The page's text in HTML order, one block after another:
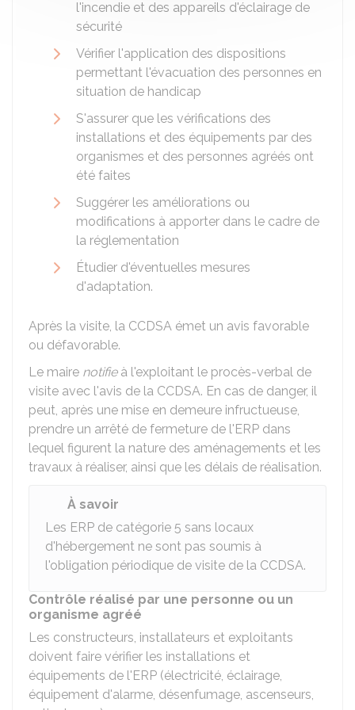
l'incendie et des appareils d'éclairage de
sécurité
Vérifier l'application des dispositions
permettant l'évacuation des personnes en
situation de handicap
S'assurer que les vérifications des
installations et des équipements par des
organismes et des personnes agréés ont
été faites
Suggérer les améliorations ou
modifications à apporter dans le cadre de
la réglementation
Étudier d'éventuelles mesures
d'adaptation.
Après la visite, la CCDSA émet un avis favorable
ou défavorable.
Le maire notifieà l'exploitant le procès-verbal de
visite avec l'avis de la CCDSA. En cas de danger, il
peut, après une mise en demeure infructueuse,
prendre un arrêté de fermeture de l'ERP dans
lequel figurent la nature des aménagements et les
travaux à réaliser, ainsi que les délais de réalisation.
À savoir
Les ERP de catégorie 5 sans locaux
d'hébergement ne sont pas soumis à
l'obligation périodique de visite de la CCDSA.
Contrôle réalisé par une personne ou un
organisme agréé
Les constructeurs, installateurs et exploitants
doivent faire vérifier les installations et
équipements de l'ERP (électricité, éclairage,
équipement d'alarme, désenfumage, ascenseurs,